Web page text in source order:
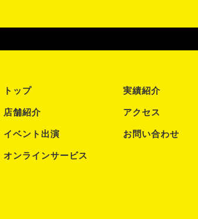
トップ
店舗紹介
イベント出演
オンラインサービス
実績紹介
アクセス
お問い合わせ